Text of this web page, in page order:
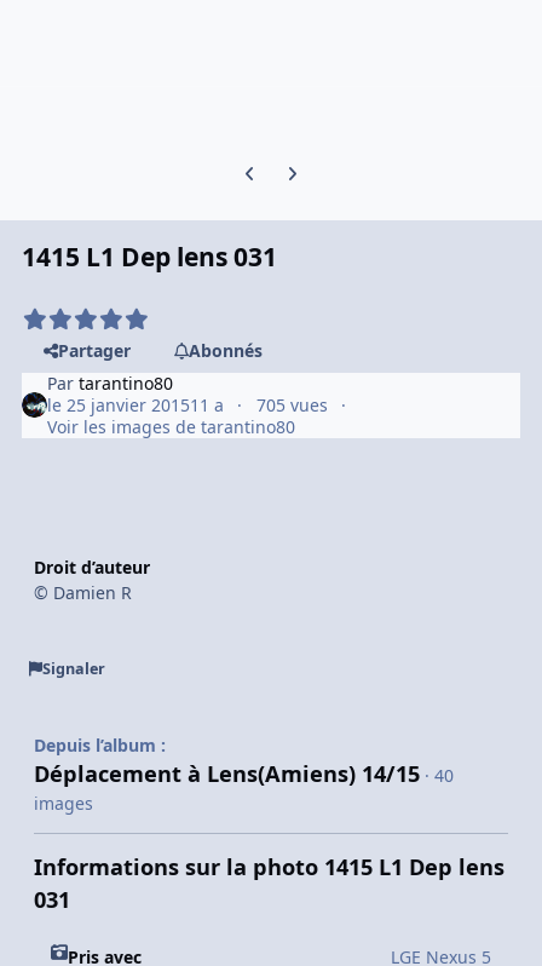
Previous carousel slide
Next carousel slide
1415 L1 Dep lens 031
Partager
Abonnés
Partarantino80
le 25 janvier 201511 a
705 vues
Voir les images de tarantino80
Droit d’auteur
© Damien R
Signaler
Depuis l’album :
Déplacement à Lens(Amiens) 14/15 · 40
images
Informations sur la photo 1415 L1 Dep lens
031
Pris avec LGE Nexus 5